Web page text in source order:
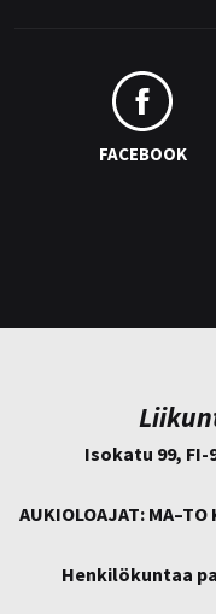
FACEBOOK
Isokatu 99, FI-
AUKIOLOAJAT: MA–TO
Henkilökuntaa